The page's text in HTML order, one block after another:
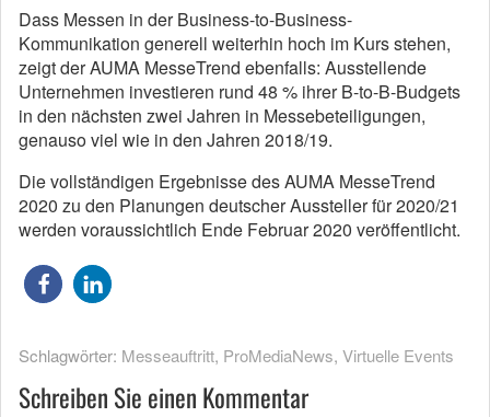
Dass Messen in der Business-to-Business-
Kommunikation generell weiterhin hoch im Kurs stehen,
zeigt der AUMA MesseTrend ebenfalls: Ausstellende
Unternehmen investieren rund 48 % ihrer B-to-B-Budgets
in den nächsten zwei Jahren in Messebeteiligungen,
genauso viel wie in den Jahren 2018/19.
Die vollständigen Ergebnisse des AUMA MesseTrend
2020 zu den Planungen deutscher Aussteller für 2020/21
werden voraussichtlich Ende Februar 2020 veröffentlicht.
Schlagwörter: Messeauftritt, ProMediaNews, Virtuelle Events
Schreiben Sie einen Kommentar